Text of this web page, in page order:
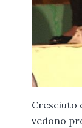
Cresciuto
vedono